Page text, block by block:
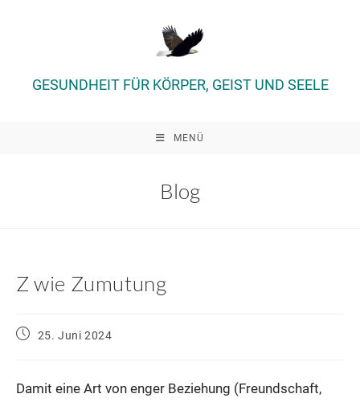
GESUNDHEIT FÜR KÖRPER, GEIST UND SEELE
MENÜ
Blog
Z wie Zumutung
Beitrag25. Juni 2024
Damit eine Art von enger Beziehung (Freundschaft,